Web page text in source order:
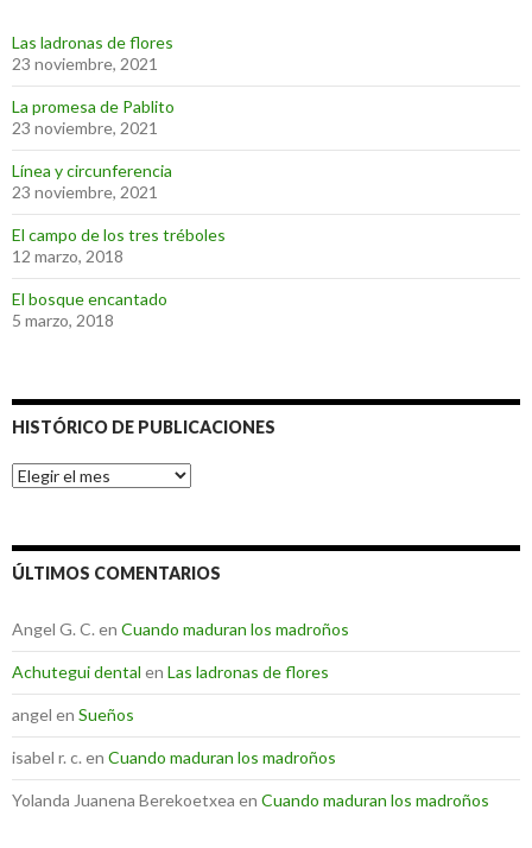
Las ladronas de flores
23 noviembre, 2021
La promesa de Pablito
23 noviembre, 2021
Línea y circunferencia
23 noviembre, 2021
El campo de los tres tréboles
12 marzo, 2018
El bosque encantado
5 marzo, 2018
HISTÓRICO DE PUBLICACIONES
Histórico
de
ÚLTIMOS COMENTARIOS
Angel G. C. en Cuando maduran los madroños
Achutegui dental en Las ladronas de flores
angel en Sueños
isabel r. c. en Cuando maduran los madroños
Yolanda Juanena Berekoetxea en Cuando maduran los madroños